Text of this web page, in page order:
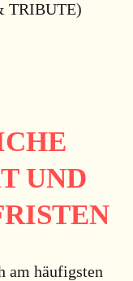
TRIBUTE)
UND
am häufigsten